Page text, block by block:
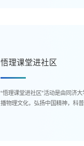
悟理课堂进社区
“悟理课堂进社区”活动是由同济
播物理文化，弘扬中国精神，科